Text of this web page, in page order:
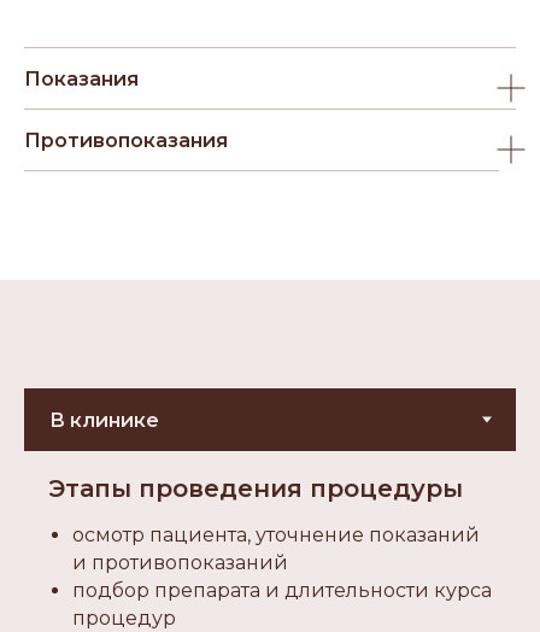
Показания
Противопоказания
Этапы проведения процедуры
осмотр пациента, уточнение показаний
и противопоказаний
подбор препарата и длительности курса
процедур